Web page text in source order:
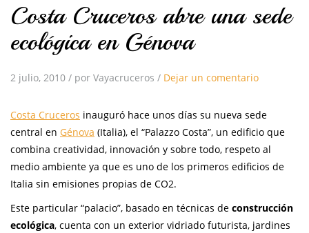
Costa Cruceros abre una sede
ecológica en Génova
2 julio, 2010 / por Vayacruceros / Dejar un comentario
Costa Cruceros inauguró hace unos días su nueva sede
central en Génova (Italia), el “Palazzo Costa”, un edificio que
combina creatividad, innovación y sobre todo, respeto al
medio ambiente ya que es uno de los primeros edificios de
Italia sin emisiones propias de CO2.
Este particular “palacio”, basado en técnicas de construcción
ecológica, cuenta con un exterior vidriado futurista, jardines